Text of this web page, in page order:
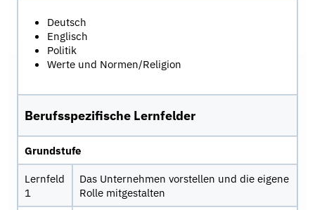
Deutsch
Englisch
Politik
Werte und Normen/Religion
Berufsspezifische Lernfelder
Grundstufe
Lernfeld
1
Das Unternehmen vorstellen und die eigene
Rolle mitgestalten